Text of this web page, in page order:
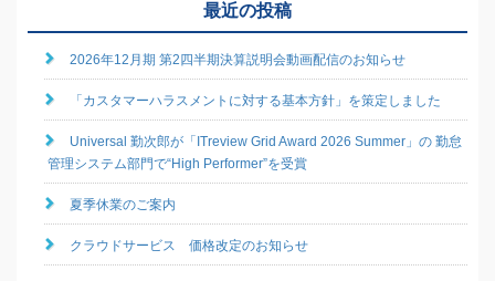
最近の投稿
2026年12月期 第2四半期決算説明会動画配信のお知らせ
「カスタマーハラスメントに対する基本方針」を策定しました
Universal 勤次郎が「ITreview Grid Award 2026 Summer」の 勤怠
管理システム部門で“High Performer”を受賞
夏季休業のご案内
クラウドサービス 価格改定のお知らせ